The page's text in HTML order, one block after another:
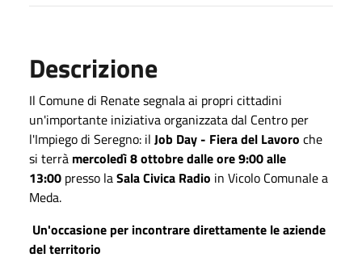
Descrizione
Il Comune di Renate segnala ai propri cittadini
un'importante iniziativa organizzata dal Centro per
l'Impiego di Seregno: il Job Day - Fiera del Lavoro che
si terrà mercoledì 8 ottobre dalle ore 9:00 alle
13:00 presso laSala Civica Radio in Vicolo Comunale a
Meda.
Un'occasione per incontrare direttamente le aziende
del territorio